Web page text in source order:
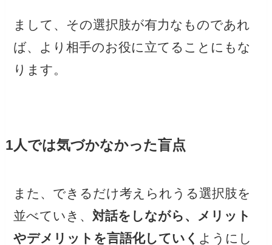
まして、その選択肢が有力なものであれ
ば、より相手のお役に立てることにもな
ります。
1人では気づかなかった盲点
また、できるだけ考えられうる選択肢を
並べていき、 対話をしながら、メリット
やデメリットを言語化していく ようにし